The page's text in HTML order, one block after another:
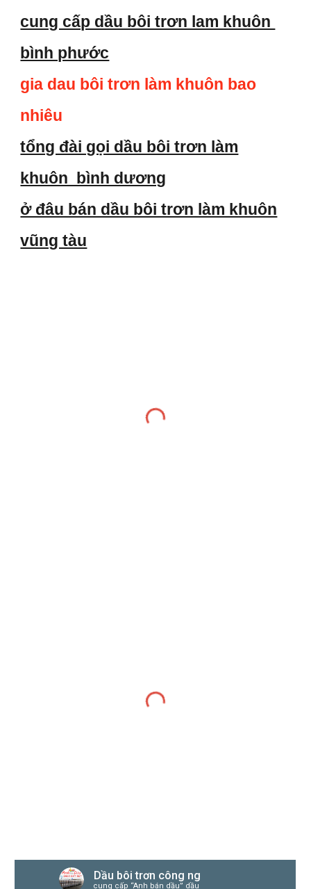
cung cấp dầu bôi trơn lam khuôn
bình phước
gia dau bôi trơn làm khuôn bao
nhiêu
tổng đài gọi dầu bôi trơn làm
khuôn bình dương
ở đâu bán dầu bôi trơn làm khuôn
vũng tàu